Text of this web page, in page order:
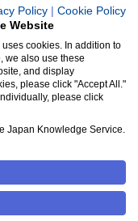
無断複写・転載を禁じ
Policy
Cookie Policy
Website
cookies. In addition to
we also use these
and display
please click "Accept All."
please click
Japan Knowledge Service.